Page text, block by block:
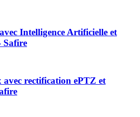
Intelligence Artificielle et
Safire
rectification ePTZ et